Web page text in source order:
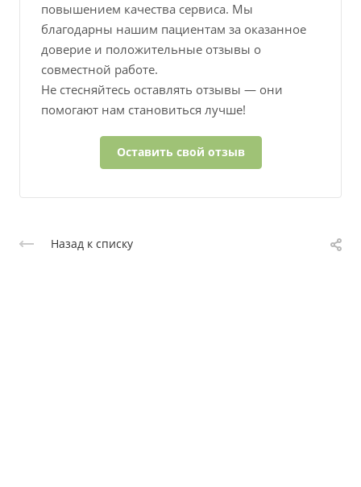
повышением качества сервиса. Мы
благодарны нашим пациентам за оказанное
доверие и положительные отзывы о
совместной работе.
Не стесняйтесь оставлять отзывы — они
помогают нам становиться лучше!
Оставить свой отзыв
Назад к списку